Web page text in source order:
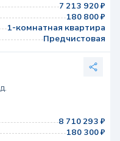
7 213 920 ₽
180 800 ₽
1-комнатная квартира
Предчистовая
8 710 293 ₽
180 300 ₽